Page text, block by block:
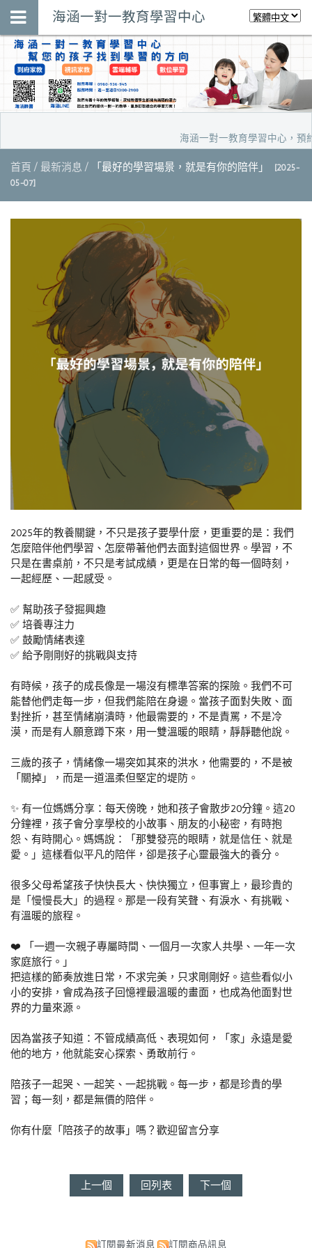
海涵一對一教育學習中心
海涵一對一教育學習中心，預
首頁 最新消息 「最好的學習場景，就是有你的陪伴」
[2025-
05-07]
2025年的教養關鍵，不只是孩子要學什麼，更重要的是：我們
怎麼陪伴他們學習、怎麼帶著他們去面對這個世界。學習，不
只是在書桌前，不只是考試成績，更是在日常的每一個時刻，
一起經歷、一起感受。
✅ 幫助孩子發掘興趣
✅ 培養專注力
✅ 鼓勵情緒表達
✅ 給予剛剛好的挑戰與支持
有時候，孩子的成長像是一場沒有標準答案的探險。我們不可
能替他們走每一步，但我們能陪在身邊。當孩子面對失敗、面
對挫折，甚至情緒崩潰時，他最需要的，不是責罵，不是冷
漠，而是有人願意蹲下來，用一雙溫暖的眼睛，靜靜聽他說。
三歲的孩子，情緒像一場突如其來的洪水，他需要的，不是被
「關掉」，而是一道溫柔但堅定的堤防。
✨ 有一位媽媽分享：每天傍晚，她和孩子會散步20分鐘。這20
分鐘裡，孩子會分享學校的小故事、朋友的小秘密，有時抱
怨、有時開心。媽媽說：「那雙發亮的眼睛，就是信任、就是
愛。」這樣看似平凡的陪伴，卻是孩子心靈最強大的養分。
很多父母希望孩子快快長大、快快獨立，但事實上，最珍貴的
是「慢慢長大」的過程。那是一段有笑聲、有淚水、有挑戰、
有溫暖的旅程。
❤️ 「一週一次親子專屬時間、一個月一次家人共學、一年一次
家庭旅行。」
把這樣的節奏放進日常，不求完美，只求剛剛好。這些看似小
小的安排，會成為孩子回憶裡最溫暖的畫面，也成為他面對世
界的力量來源。
因為當孩子知道：不管成績高低、表現如何，「家」永遠是愛
他的地方，他就能安心探索、勇敢前行。
陪孩子一起哭、一起笑、一起挑戰。每一步，都是珍貴的學
習；每一刻，都是無價的陪伴。
你有什麼「陪孩子的故事」嗎？歡迎留言分享
上一個 回列表 下一個
訂閱最新消息 訂閱商品訊息